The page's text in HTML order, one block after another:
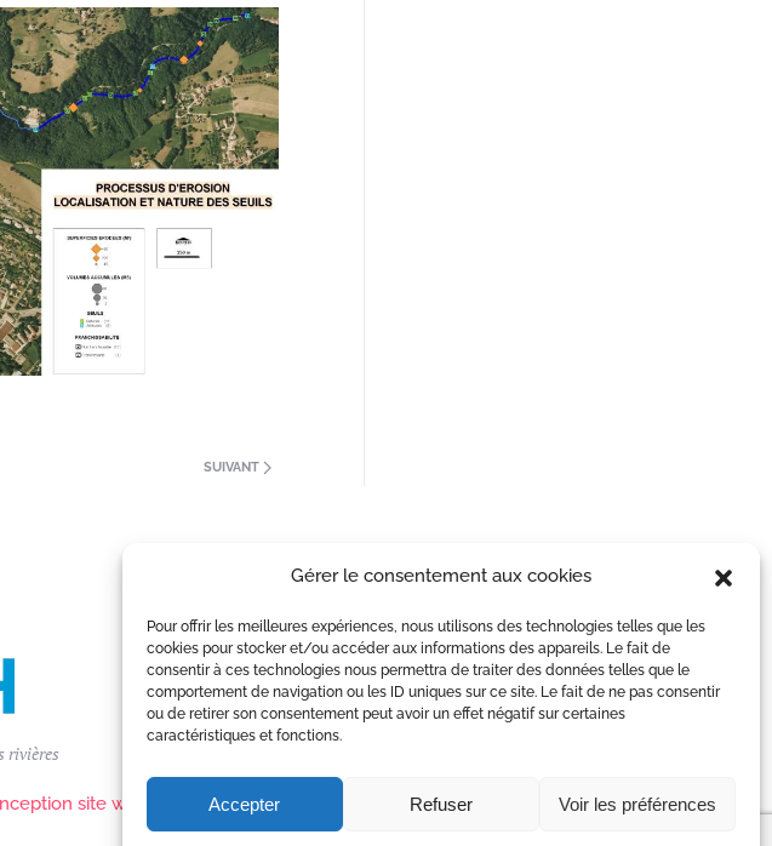
Gérer le consentement aux cookies
Pour offrir les meilleures expériences, nous utilisons des technologies telles que les
cookies pour stocker et/ou accéder aux informations des appareils. Le fait de
consentir à ces technologies nous permettra de traiter des données telles que le
comportement de navigation ou les ID uniques sur ce site. Le fait de ne pas consentir
ou de retirer son consentement peut avoir un effet négatif sur certaines
caractéristiques et fonctions.
Accepter Refuser Voir les préférences
SUIVANT
rivières
site web Agence Citron Zébré à Valence